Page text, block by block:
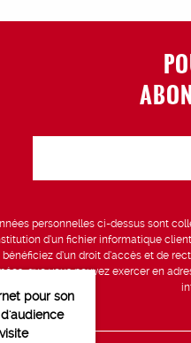
personnelles ci-dessus sont
d’un fichier informatique
bénéficiez d’un droit d’accès et de
que vous pouvez exercer en
pour son